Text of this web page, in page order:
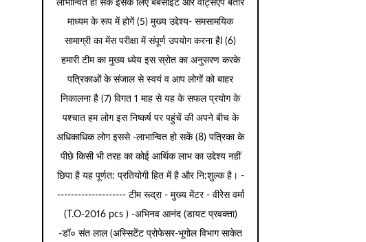
लाभान्वित हो सकें इसके लिए बेबसाइट और वाट्सएप बतौर
माध्यम के रूप में होगें (5) मुख्य उद्देश्य- समसामयिक
सामाग्री का मेंस परीक्षा में संपूर्ण उपयोग करना हैl (6)
हमारी टीम का मुख्य ध्येय इस स्रोत का अनुसरण करके
पत्रिकाओं के संजाल से स्वयं व आप लोगों को बाहर
निकालना है (7) विगत 1 माह से यह के सफल प्रयोग के
पश्चात हम लोग इस निष्कर्ष पर पहुंचें की अपने बीच के
अधिकाधिक लोग इससे -लाभान्वित हो सकें (8) पत्रिका के
पीछे किसी भी तरह का कोई आर्थिक लाभ का उद्देश्य नहीं
छिपा है यह पूर्णत: प्रतियोगी हित में है और नि:शुल्क है। -
-------------------- टीम रूद्रा - मुख्य मेंटर - वीरेेस वर्मा
(T.O-2016 pcs ) -अभिनव आनंद (डायट प्रवक्ता)
-डॉ० संत लाल (अस्सिटेंट प्रोफेसर-भूगोल विभाग साकेत